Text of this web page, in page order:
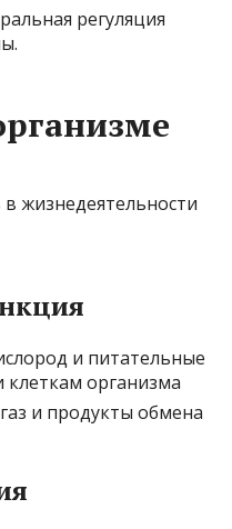
регуляция
жизнедеятельности
и питательные
клеткам организма
и продукты обмена